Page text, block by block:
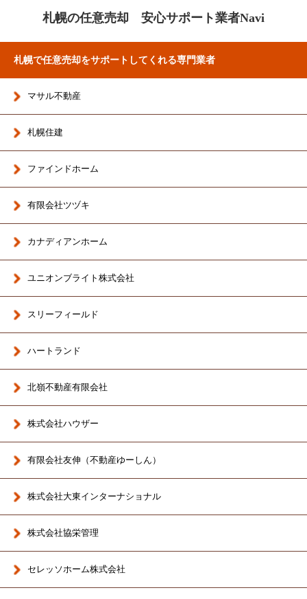
札幌の任意売却 安心サポート業者Navi
札幌で任意売却をサポートしてくれる専門業者
マサル不動産
札幌住建
ファインドホーム
有限会社ツヅキ
カナディアンホーム
ユニオンブライト株式会社
スリーフィールド
ハートランド
北嶺不動産有限会社
株式会社ハウザー
有限会社友伸（不動産ゆーしん）
株式会社大東インターナショナル
株式会社協栄管理
セレッソホーム株式会社